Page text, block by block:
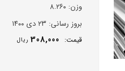
وزن: ۸.۲۶۰
بروز رسانی: ۲۳ دی ۱۴۰۰
قيمت: 308,000 ريال